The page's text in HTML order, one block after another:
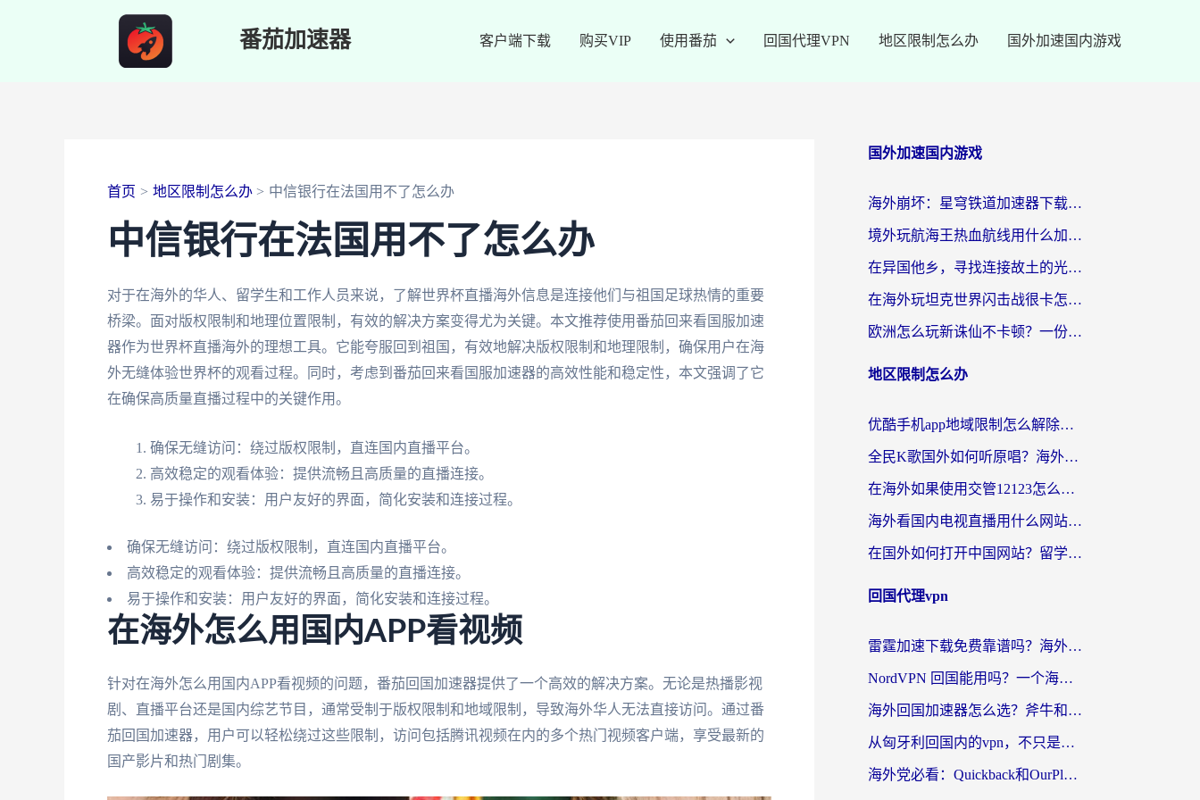
番茄加速器 客户端下载 购买VIP 使用番茄 回国代理VPN 地区限制怎么办 国外加速国内游戏
首页 地区限制怎么办 中信银行在法国用不了怎么办
中信银行在法国用不了怎么办
对于在海外的华人、留学生和工作人员来说，了解世界杯直播海外信息是连接他们与祖国足球热情的重要
桥梁。面对版权限制和地理位置限制，有效的解决方案变得尤为关键。本文推荐使用番茄回来看国服加速
器作为世界杯直播海外的理想工具。它能夸服回到祖国，有效地解决版权限制和地理限制，确保用户在海
外无缝体验世界杯的观看过程。同时，考虑到番茄回来看国服加速器的高效性能和稳定性，本文强调了它
在确保高质量直播过程中的关键作用。
确保无缝访问：绕过版权限制，直连国内直播平台。
高效稳定的观看体验：提供流畅且高质量的直播连接。
易于操作和安装：用户友好的界面，简化安装和连接过程。
确保无缝访问：绕过版权限制，直连国内直播平台。
高效稳定的观看体验：提供流畅且高质量的直播连接。
易于操作和安装：用户友好的界面，简化安装和连接过程。
在海外怎么用国内APP看视频
针对在海外怎么用国内APP看视频的问题，番茄回国加速器提供了一个高效的解决方案。无论是热播影视
剧、直播平台还是国内综艺节目，通常受制于版权限制和地域限制，导致海外华人无法直接访问。通过番
茄回国加速器，用户可以轻松绕过这些限制，访问包括腾讯视频在内的多个热门视频客户端，享受最新的
国产影片和热门剧集。
国外加速国内游戏
海外崩坏：星穹铁道加速器下载安装：一份给游子的终极网络指南
境外玩航海王热血航线用什么加速器？2026海外玩家实测最优方案（附欧洲问道堡垒前线加速技巧）
在异国他乡，寻找连接故土的光明大陆免费加速器
在海外玩坦克世界闪击战很卡怎么办？老玩家亲测有效的加速器选择指南
欧洲怎么玩新诛仙不卡顿？一份给海外游子的国服游戏畅玩指南
地区限制怎么办
优酷手机app地域限制怎么解除？海外党亲测有效的追剧方案
全民K歌国外如何听原唱？海外党亲测有效的回国加速器选择指南
在海外如果使用交管12123怎么处理？留学生亲测有效的回国加速方案
海外看国内电视直播用什么网站比较好？一篇解决你所有追剧难题的实用指南
在国外如何打开中国网站？留学生与海外华人的无缝访问指南
回国代理vpn
雷霆加速下载免费靠谱吗？海外党选回国加速器的避坑指南（附热门工具对比）
NordVPN 回国能用吗？一个海外用户必须面对的真实困境
海外回国加速器怎么选？斧牛和海龟哪个好？一篇帮你避开坑的实用指南
从匈牙利回国内的vpn，不只是为了刷剧那么简单
海外党必看：Quickback和OurPlay好用吗？3分钟选对回国加速器，无缝刷剧玩游戏